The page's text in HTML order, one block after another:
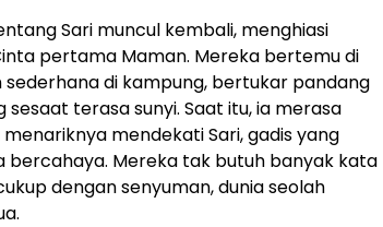
Sari muncul kembali, menghiasi
pertama Maman. Mereka bertemu di
di kampung, bertukar pandang
terasa sunyi. Saat itu, ia merasa
mendekati Sari, gadis yang
bercahaya. Mereka tak butuh banyak kata
dengan senyuman, dunia seolah